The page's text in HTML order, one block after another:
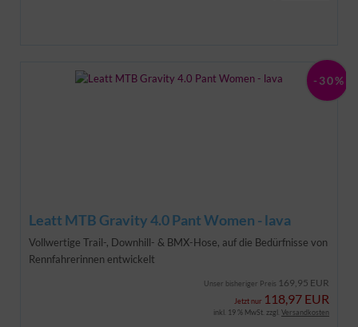
Leatt MTB Gravity 4.0 Pant Women - lava
Vollwertige Trail-, Downhill- & BMX-Hose, auf die Bedürfnisse von
Rennfahrerinnen entwickelt
Unser bisheriger Preis 169,95 EUR
Jetzt nur 118,97 EUR
-30%
inkl. 19 % MwSt. zzgl. Versandkosten